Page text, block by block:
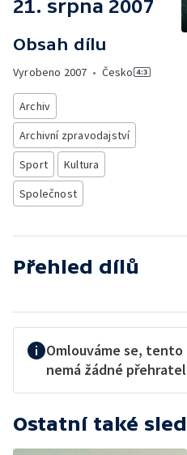
21. srpna 2007
Obsah dílu
Vyrobeno 2007 • Česko
Archiv
Archivní zpravodajství
Sport
Kultura
Společnost
Přehled dílů
Omlouváme se,
nemá žádné
Ostatní také